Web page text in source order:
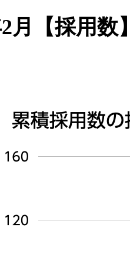
月【採用数